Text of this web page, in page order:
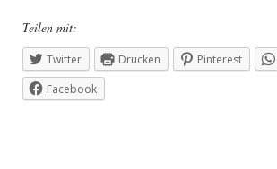
Teilen mit:
Twitter Drucken Pinterest
Facebook